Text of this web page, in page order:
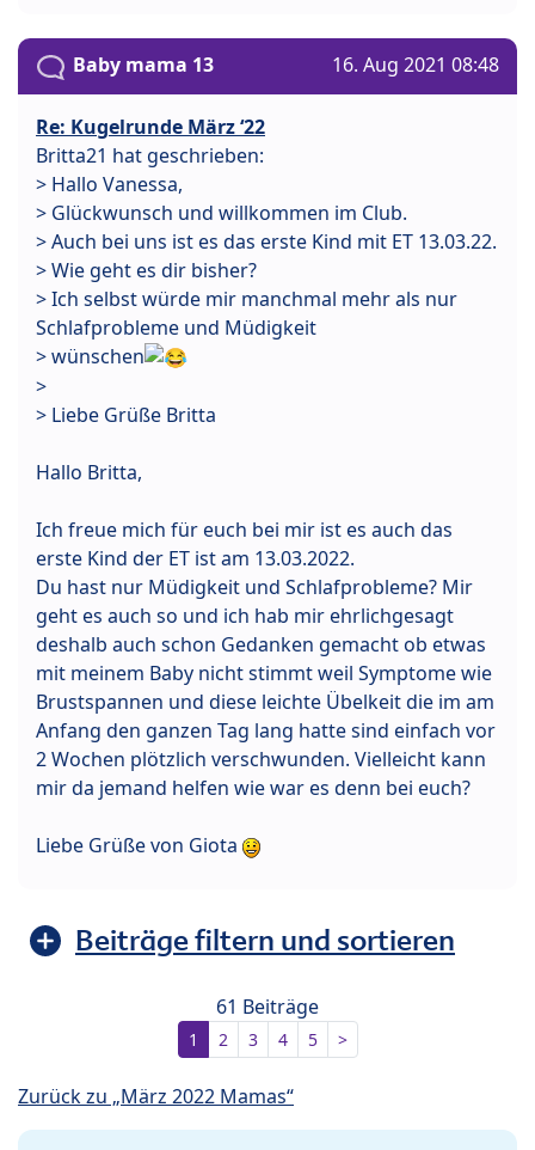
Baby mama 13 16. Aug 2021 08:48
Re: Kugelrunde März ‘22
Britta21 hat geschrieben:
> Hallo Vanessa,
> Glückwunsch und willkommen im Club.
> Auch bei uns ist es das erste Kind mit ET 13.03.22.
> Wie geht es dir bisher?
> Ich selbst würde mir manchmal mehr als nur
Schlafprobleme und Müdigkeit
> wünschen
>
> Liebe Grüße Britta
Hallo Britta,
Ich freue mich für euch bei mir ist es auch das
erste Kind der ET ist am 13.03.2022.
Du hast nur Müdigkeit und Schlafprobleme? Mir
geht es auch so und ich hab mir ehrlichgesagt
deshalb auch schon Gedanken gemacht ob etwas
mit meinem Baby nicht stimmt weil Symptome wie
Brustspannen und diese leichte Übelkeit die im am
Anfang den ganzen Tag lang hatte sind einfach vor
2 Wochen plötzlich verschwunden. Vielleicht kann
mir da jemand helfen wie war es denn bei euch?
Liebe Grüße von Giota
Beiträge filtern und sortieren
61 Beiträge
1 2 3 4 5 >
Zurück zu „März 2022 Mamas“